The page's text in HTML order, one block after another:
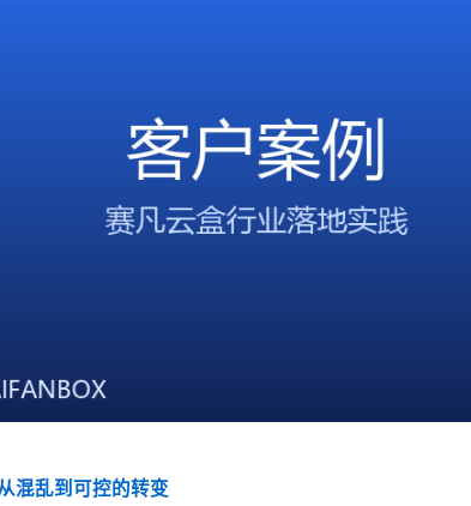
混乱到可控的转变